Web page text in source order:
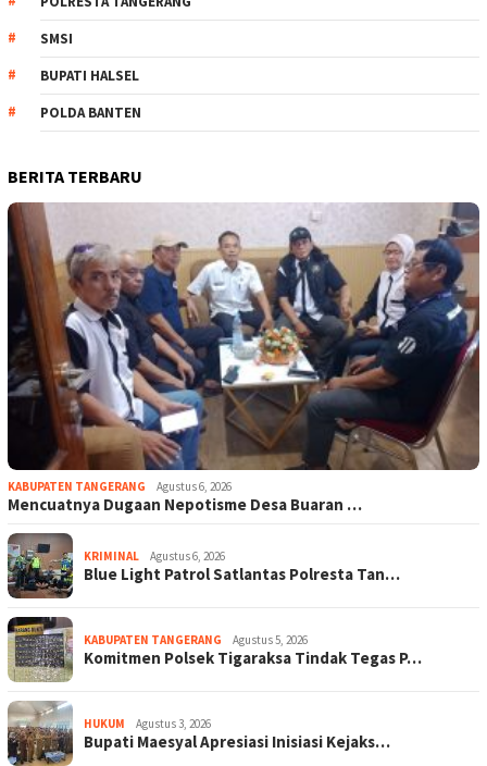
SMSI
BUPATI HALSEL
POLDA BANTEN
BERITA TERBARU
KABUPATEN TANGERANG Agustus 6, 2026
Mencuatnya Dugaan Nepotisme Desa Buaran …
KRIMINAL Agustus 6, 2026
Blue Light Patrol Satlantas Polresta Tan…
KABUPATEN TANGERANG Agustus 5, 2026
Komitmen Polsek Tigaraksa Tindak Tegas P…
HUKUM Agustus 3, 2026
Bupati Maesyal Apresiasi Inisiasi Kejaks…